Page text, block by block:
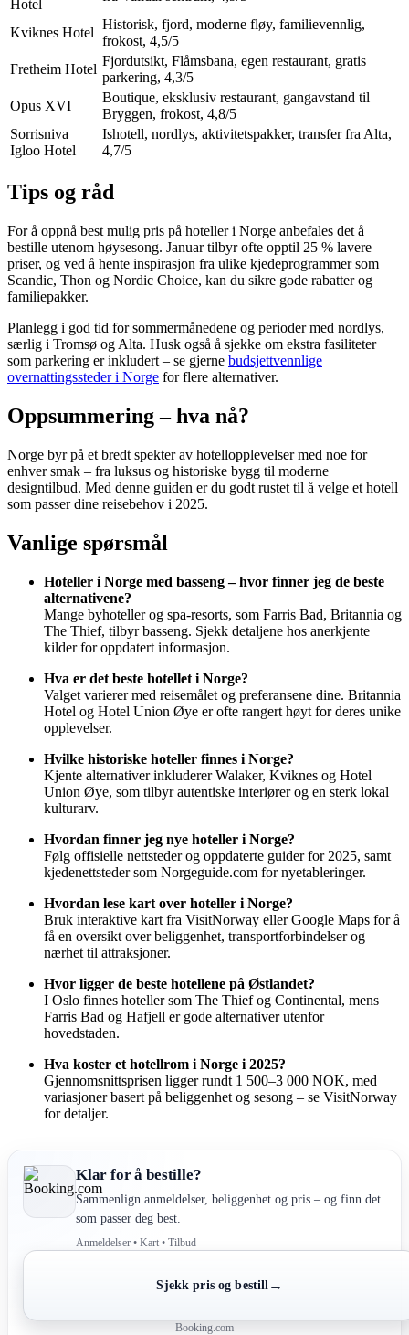
Hotel
Kviknes Hotel
Historisk, fjord, moderne fløy, familievennlig,
frokost, 4,5/5
Fretheim Hotel
Fjordutsikt, Flåmsbana, egen restaurant, gratis
parkering, 4,3/5
Opus XVI
Boutique, eksklusiv restaurant, gangavstand til
Bryggen, frokost, 4,8/5
Sorrisniva
Igloo Hotel
Ishotell, nordlys, aktivitetspakker, transfer fra Alta,
4,7/5
Tips og råd
For å oppnå best mulig pris på hoteller i Norge anbefales det å
bestille utenom høysesong. Januar tilbyr ofte opptil 25 % lavere
priser, og ved å hente inspirasjon fra ulike kjedeprogrammer som
Scandic, Thon og Nordic Choice, kan du sikre gode rabatter og
familiepakker.
Planlegg i god tid for sommermånedene og perioder med nordlys,
særlig i Tromsø og Alta. Husk også å sjekke om ekstra fasiliteter
som parkering er inkludert – se gjerne budsjettvennlige
overnattingssteder i Norge for flere alternativer.
Oppsummering – hva nå?
Norge byr på et bredt spekter av hotellopplevelser med noe for
enhver smak – fra luksus og historiske bygg til moderne
designtilbud. Med denne guiden er du godt rustet til å velge et hotell
som passer dine reisebehov i 2025.
Vanlige spørsmål
Hoteller i Norge med basseng – hvor finner jeg de beste
alternativene?
Mange byhoteller og spa-resorts, som Farris Bad, Britannia og
The Thief, tilbyr basseng. Sjekk detaljene hos anerkjente
kilder for oppdatert informasjon.
Hva er det beste hotellet i Norge?
Valget varierer med reisemålet og preferansene dine. Britannia
Hotel og Hotel Union Øye er ofte rangert høyt for deres unike
opplevelser.
Hvilke historiske hoteller finnes i Norge?
Kjente alternativer inkluderer Walaker, Kviknes og Hotel
Union Øye, som tilbyr autentiske interiører og en sterk lokal
kulturarv.
Hvordan finner jeg nye hoteller i Norge?
Følg offisielle nettsteder og oppdaterte guider for 2025, samt
kjedenettsteder som Norgeguide.com for nyetableringer.
Hvordan lese kart over hoteller i Norge?
Bruk interaktive kart fra VisitNorway eller Google Maps for å
få en oversikt over beliggenhet, transportforbindelser og
nærhet til attraksjoner.
Hvor ligger de beste hotellene på Østlandet?
I Oslo finnes hoteller som The Thief og Continental, mens
Farris Bad og Hafjell er gode alternativer utenfor
hovedstaden.
Hva koster et hotellrom i Norge i 2025?
Gjennomsnittsprisen ligger rundt 1 500–3 000 NOK, med
variasjoner basert på beliggenhet og sesong – se VisitNorway
for detaljer.
Klar for å bestille?
Sammenlign anmeldelser, beliggenhet og pris – og finn det
som passer deg best.
Anmeldelser • Kart • Tilbud
Sjekk pris og bestill →
Booking.com